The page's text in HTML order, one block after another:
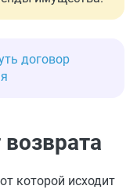
договор
которой исходит